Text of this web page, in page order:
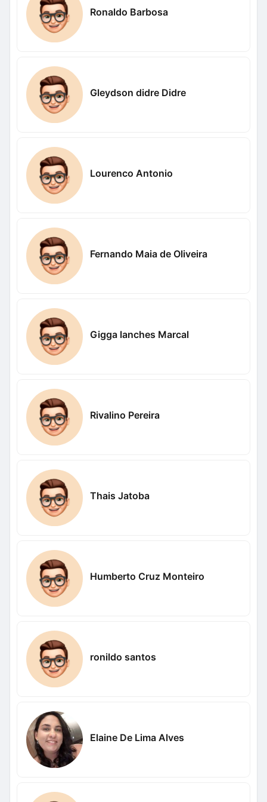
Ronaldo Barbosa
Gleydson didre Didre
Lourenco Antonio
Fernando Maia de Oliveira
Gigga lanches Marcal
Rivalino Pereira
Thais Jatoba
Humberto Cruz Monteiro
ronildo santos
Elaine De Lima Alves